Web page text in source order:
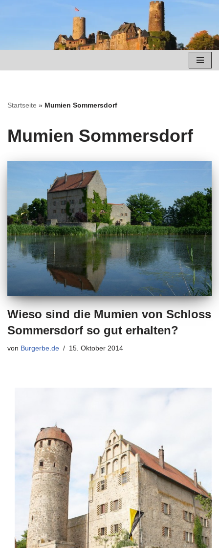
springen
Startseite » Mumien Sommersdorf
Mumien Sommersdorf
Wieso sind die Mumien von Schloss
Sommersdorf so gut erhalten?
von Burgerbe.de 15. Oktober 2014